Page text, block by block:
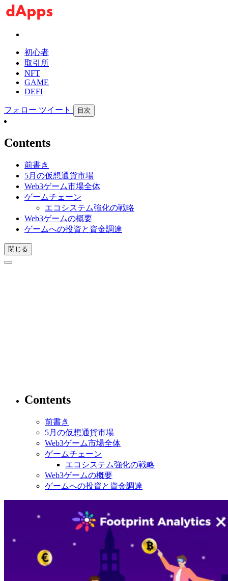
初心者
取引所
NFT
GAME
DEFI
フォロー ツイート 目次
Contents
前書き
5月の仮想通貨市場
Web3ゲーム市場全体
ゲームチェーン
エコシステム強化の戦略
Web3ゲームの概要
ゲームへの投資と資金調達
閉じる
Contents
前書き
5月の仮想通貨市場
Web3ゲーム市場全体
ゲームチェーン
エコシステム強化の戦略
Web3ゲームの概要
ゲームへの投資と資金調達